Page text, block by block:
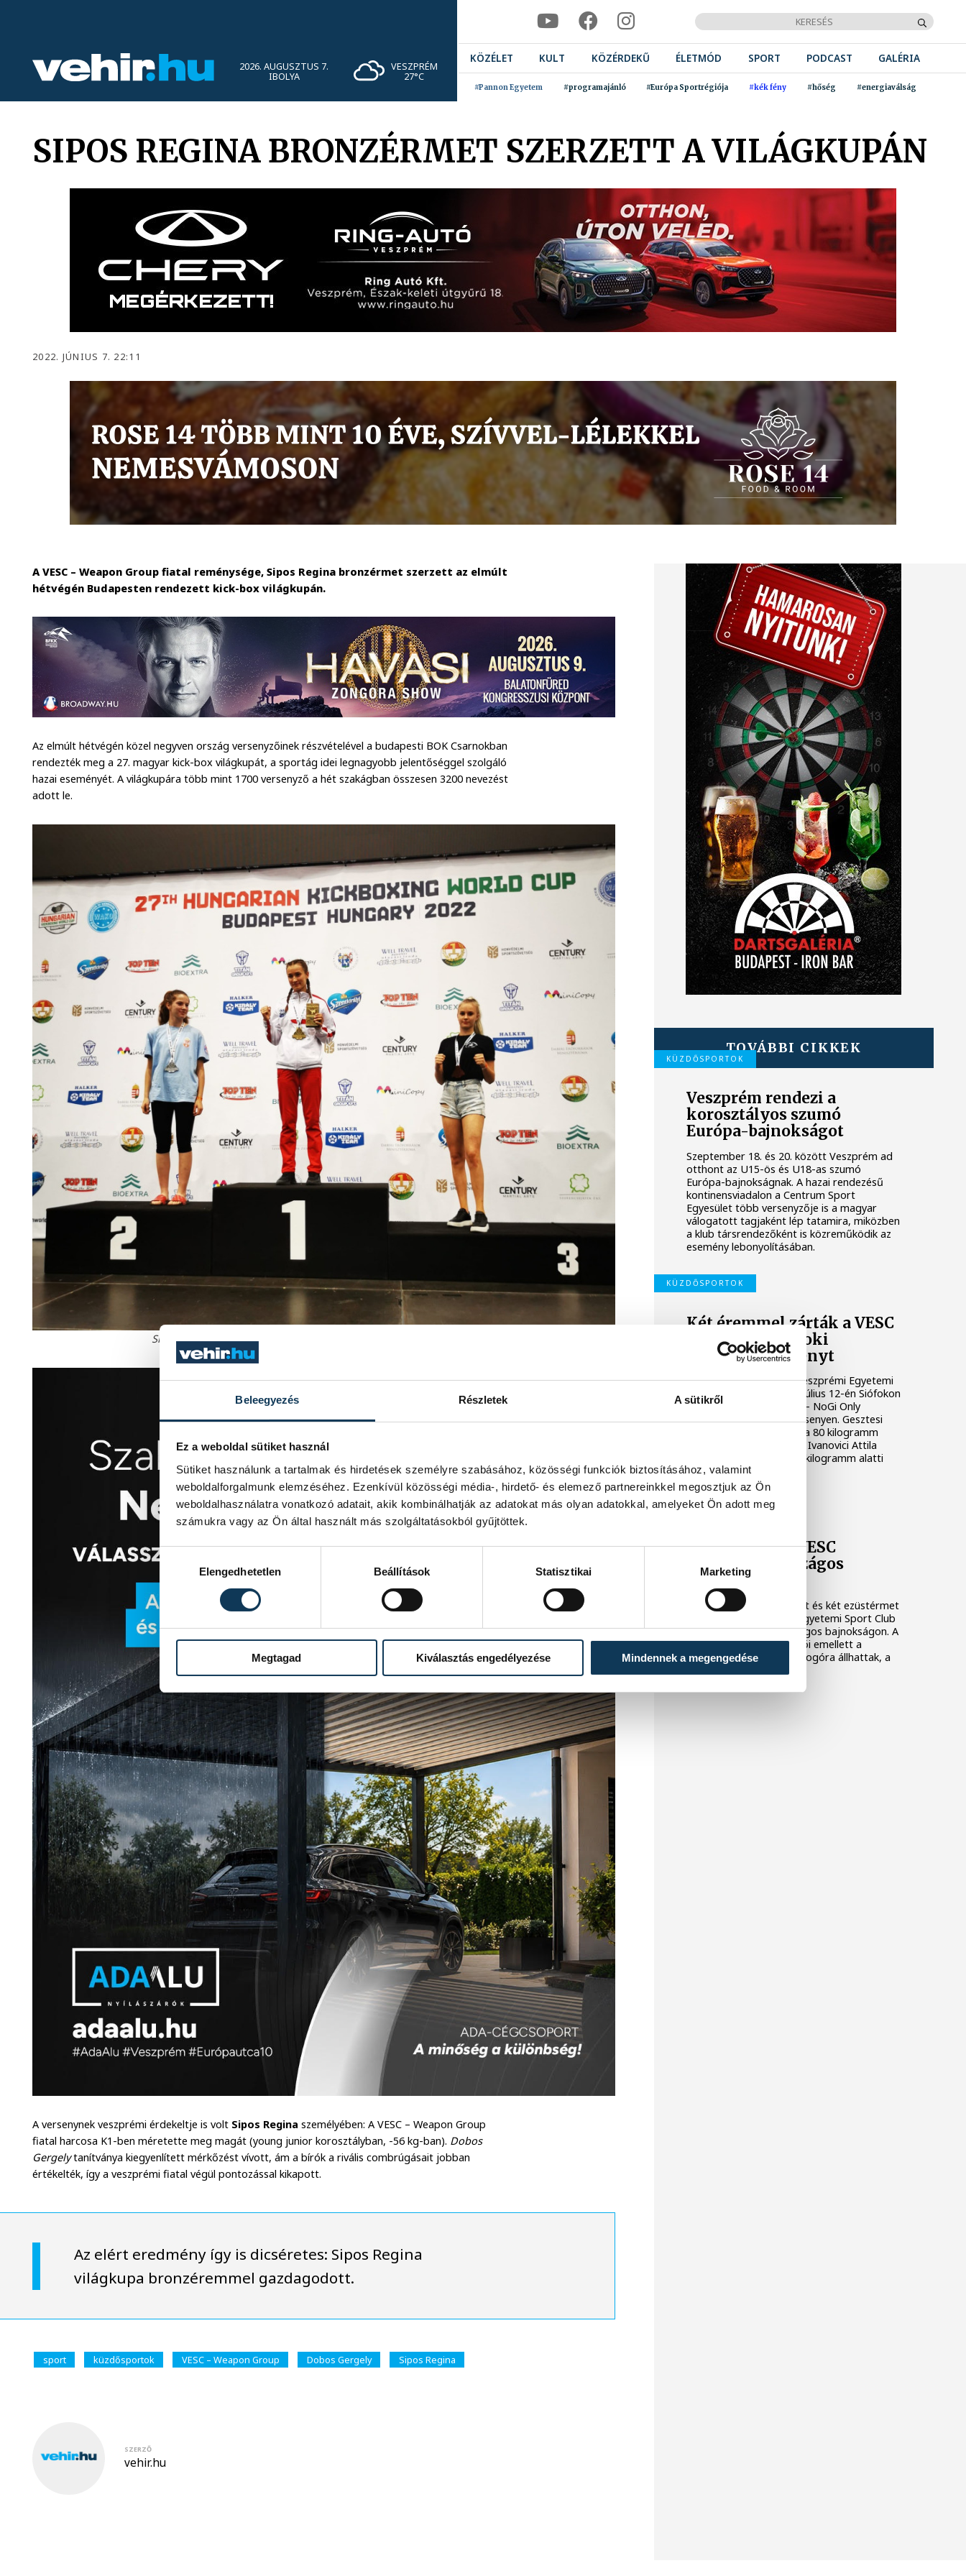
Beleegyezés Részletek A sütikről
Ez a weboldal sütiket használ
Sütiket használunk a tartalmak és hirdetések személyre szabásához, közösségi funkciók biztosításához, valamint
weboldalforgalmunk elemzéséhez. Ezenkívül közösségi média-, hirdető- és elemező partnereinkkel megosztjuk az Ön
weboldalhasználatra vonatkozó adatait, akik kombinálhatják az adatokat más olyan adatokkal, amelyeket Ön adott meg
számukra vagy az Ön által használt más szolgáltatásokból gyűjtöttek.
Hozzájárulás kiválasztása
Elengedhetetlen
Beállítások Statisztikai Marketing
Megtagad Kiválasztás engedélyezése Mindennek a megengedése
2026. AUGUSZTUS 7.
IBOLYA
VESZPRÉM
27°C
KÖZÉLET KULT KÖZÉRDEKŰ ÉLETMÓD SPORT PODCAST GALÉRIA
#Pannon Egyetem #programajánló #Európa Sportrégiója #kék fény #hőség #energiaválság
SIPOS REGINA BRONZÉRMET SZERZETT A VILÁGKUPÁN
2022. JÚNIUS 7. 22:11
A VESC – Weapon Group fiatal reménysége, Sipos Regina bronzérmet szerzett az elmúlt
hétvégén Budapesten rendezett kick-box világkupán.
Az elmúlt hétvégén közel negyven ország versenyzőinek részvételével a budapesti BOK Csarnokban
rendezték meg a 27. magyar kick-box világkupát, a sportág idei legnagyobb jelentőséggel szolgáló
hazai eseményét. A világkupára több mint 1700 versenyző a hét szakágban összesen 3200 nevezést
adott le.
Sipos Regina harmadik lett a világkupán - Fotó: VESC - Weapon Group
A versenynek veszprémi érdekeltje is volt Sipos Regina személyében: A VESC – Weapon Group
fiatal harcosa K1-ben méretette meg magát (young junior korosztályban, -56 kg-ban). Dobos
Gergelytanítványa kiegyenlített mérkőzést vívott, ám a bírók a rivális combrúgásait jobban
értékelték, így a veszprémi fiatal végül pontozással kikapott.
Az elért eredmény így is dicséretes: Sipos Regina
világkupa bronzéremmel gazdagodott.
sport küzdősportok VESC – Weapon Group Dobos Gergely Sipos Regina
SZERZŐ
vehir.hu
TOVÁBBI CIKKEK
KÜZDŐSPORTOK
Veszprém rendezi a
korosztályos szumó
Európa-bajnokságot
Szeptember 18. és 20. között Veszprém ad
otthont az U15-ös és U18-as szumó
Európa-bajnokságnak. A hazai rendezésű
kontinensviadalon a Centrum Sport
Egyesület több versenyzője is a magyar
válogatott tagjaként lép tatamira, miközben
a klub társrendezőként is közreműködik az
esemény lebonyolításában.
KÜZDŐSPORTOK
Két éremmel zárták a VESC
sportolói a siófoki
grapplingversenyt
Két érmet szereztek a Veszprémi Egyetemi
Sport Club versenyzői a július 12-én Siófokon
rendezett Siófok Brawls – NoGi Only
Submission grapplingversenyen. Gesztesi
Ádám aranyérmet nyert a 80 kilogramm
feletti kategóriában, míg Ivanovici Attila
bronzéremmel zárt a 80 kilogramm alatti
kezdők mezőnyében.
VESC
Remekeltek a VESC
birkózói az országos
bajnokságon
Két magyar bajnoki címet és két ezüstérmet
szereztek a Veszprémi Egyetemi Sport Club
birkózói a 2026-os országos bajnokságon. A
veszprémi klub versenyzői emellett a
csapatversenyben is dobogóra állhattak, a
harmadik helyen zártak.